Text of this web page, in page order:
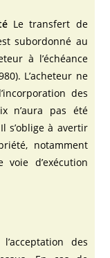
Le transfert de
subordonné au
à l’échéance
L’acheteur ne
des
n’aura pas été
s’oblige à avertir
notamment
d’exécution
des